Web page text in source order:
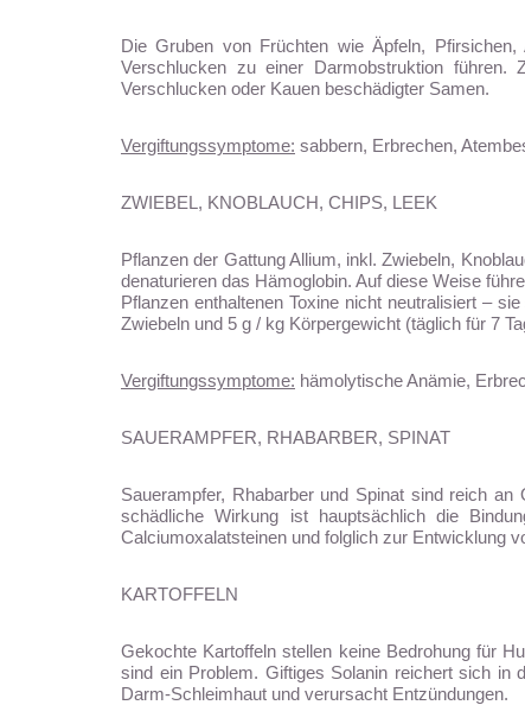
Die Gruben von Früchten wie Äpfeln,
Verschlucken zu einer Darmobstruktion führen.
Verschlucken oder Kauen beschädigter Samen.
Vergiftungssymptome: sabbern, Erbrechen,
ZWIEBEL, KNOBLAUCH, CHIPS, LEEK
Pflanzen der Gattung Allium, inkl. Zwiebeln,
denaturieren das Hämoglobin. Auf diese Weise
Pflanzen enthaltenen Toxine nicht neutralisiert –
Zwiebeln und 5 g / kg Körpergewicht (täglich für 7
Vergiftungssymptome: hämolytische Anämie,
SAUERAMPFER, RHABARBER, SPINAT
Sauerampfer, Rhabarber und Spinat sind reich
schädliche Wirkung ist hauptsächlich die
Calciumoxalatsteinen und folglich zur Entwicklung
KARTOFFELN
Gekochte Kartoffeln stellen keine Bedrohung für
sind ein Problem. Giftiges Solanin reichert sich in
Darm-Schleimhaut und verursacht Entzündungen.